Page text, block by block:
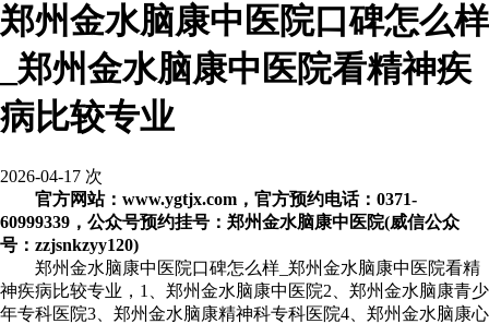
郑州金水脑康中医院口碑怎么样
_郑州金水脑康中医院看精神疾
病比较专业
2026-04-17 次
官方网站：www.ygtjx.com，官方预约电话：0371-
60999339，公众号预约挂号：郑州金水脑康中医院(威信公众
号：zzjsnkzyy120)
郑州金水脑康中医院口碑怎么样_郑州金水脑康中医院看精
神疾病比较专业，1、郑州金水脑康中医院2、郑州金水脑康青少
年专科医院3、郑州金水脑康精神科专科医院4、郑州金水脑康心